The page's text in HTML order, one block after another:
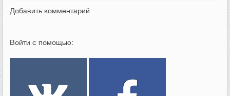
Добавить комментарий
Войти с помощью: